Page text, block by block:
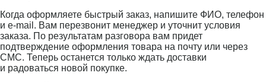
Когда оформляете быстрый заказ, напишите ФИО, телефон
и e-mail. Вам перезвонит менеджер и уточнит условия
заказа. По результатам разговора вам придет
подтверждение оформления товара на почту или через
СМС. Теперь останется только ждать доставки
и радоваться новой покупке.